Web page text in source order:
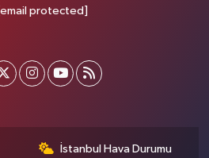
protected]
İstanbul Hava Durumu